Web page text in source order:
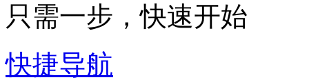
只需一步，快速开始
快捷导航